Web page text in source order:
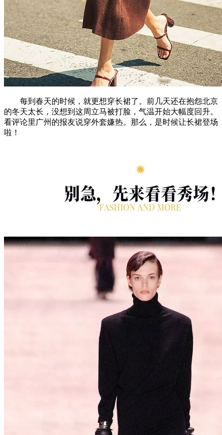
每到春天的时候，就更想穿长裙了。前几天还在抱怨北京
的冬天太长，没想到这周立马被打脸，气温开始大幅度回升。
看评论里广州的报友说穿外套嫌热。那么，是时候让长裙登场
啦！